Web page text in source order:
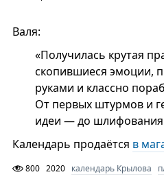
Валя:
«Получилась крутая
скопившиеся эмоции,
руками и классно
От первых штурмов и
идеи — до
Календарь продаётся в
800 2020 календарь Крылова